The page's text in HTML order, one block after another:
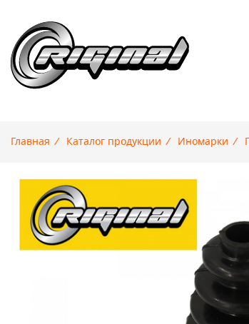
Главная / Каталог продукции / Иномарки /